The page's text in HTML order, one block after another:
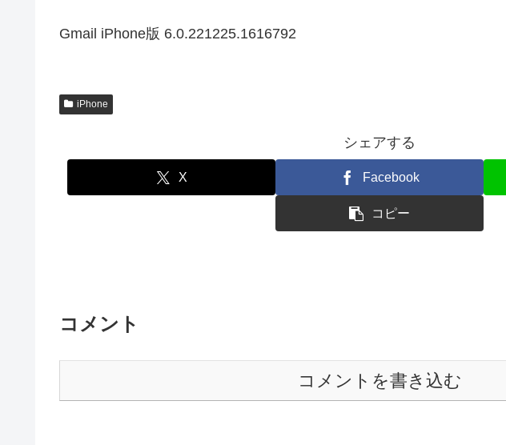
Gmail iPhone版 6.0.221225.1616792
iPhone
シェアする
X Facebook
コピー
コメント
コメントを書き込む